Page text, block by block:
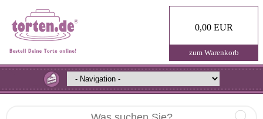
0,00 EUR
zum Warenkorb